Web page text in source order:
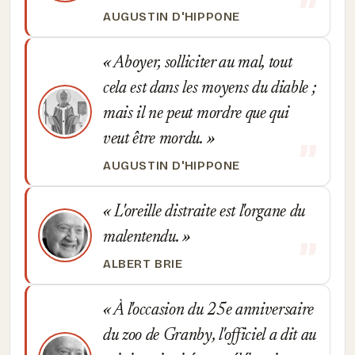
AUGUSTIN D'HIPPONE
Aboyer, solliciter au mal, tout
cela est dans les moyens du diable ;
mais il ne peut mordre que qui
veut être mordu.
AUGUSTIN D'HIPPONE
L'oreille distraite est l'organe du
malentendu.
ALBERT BRIE
À l'occasion du 25e anniversaire
du zoo de Granby, l'officiel a dit au